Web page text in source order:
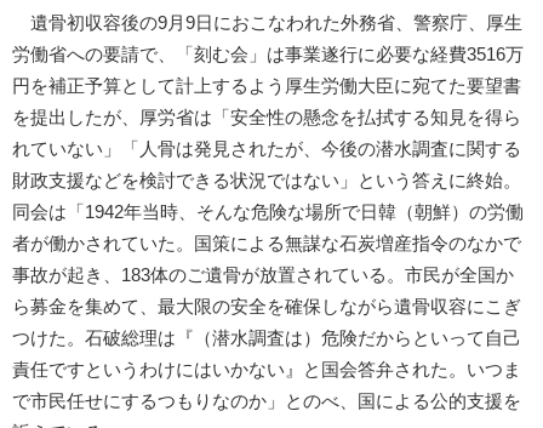
遺骨初収容後の9月9日におこなわれた外務省、警察庁、厚生
労働省への要請で、「刻む会」は事業遂行に必要な経費3516万
円を補正予算として計上するよう厚生労働大臣に宛てた要望書
を提出したが、厚労省は「安全性の懸念を払拭する知見を得ら
れていない」「人骨は発見されたが、今後の潜水調査に関する
財政支援などを検討できる状況ではない」という答えに終始。
同会は「1942年当時、そんな危険な場所で日韓（朝鮮）の労働
者が働かされていた。国策による無謀な石炭増産指令のなかで
事故が起き、183体のご遺骨が放置されている。市民が全国か
ら募金を集めて、最大限の安全を確保しながら遺骨収容にこぎ
つけた。石破総理は『（潜水調査は）危険だからといって自己
責任ですというわけにはいかない』と国会答弁された。いつま
で市民任せにするつもりなのか」とのべ、国による公的支援を